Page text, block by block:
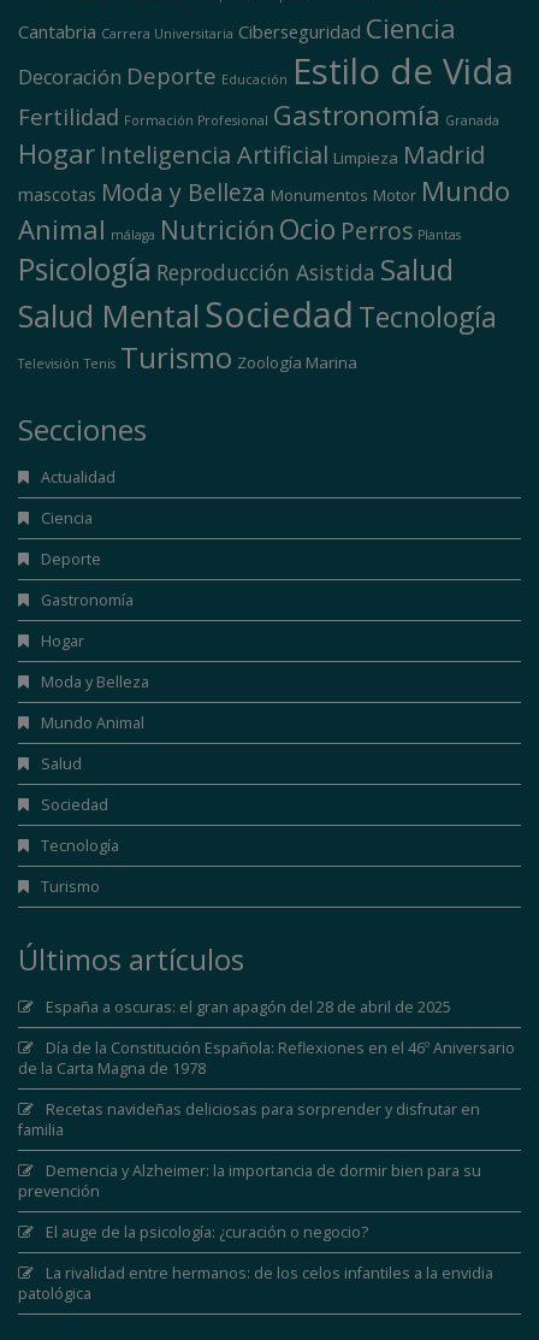
Cantabria Carrera Universitaria Ciberseguridad Ciencia
Decoración Deporte Educación Estilo de Vida
Fertilidad Formación Profesional Gastronomía Granada
Hogar Inteligencia Artificial Limpieza Madrid
mascotas Moda y Belleza Monumentos Motor Mundo
Animal málaga Nutrición Ocio Perros Plantas
Psicología Reproducción Asistida Salud
Salud Mental Sociedad Tecnología
Televisión Tenis Turismo Zoología Marina
Secciones
Actualidad
Ciencia
Deporte
Gastronomía
Hogar
Moda y Belleza
Mundo Animal
Salud
Sociedad
Tecnología
Turismo
Últimos artículos
España a oscuras: el gran apagón del 28 de abril de 2025
Día de la Constitución Española: Reflexiones en el 46º Aniversario
de la Carta Magna de 1978
Recetas navideñas deliciosas para sorprender y disfrutar en
familia
Demencia y Alzheimer: la importancia de dormir bien para su
prevención
El auge de la psicología: ¿curación o negocio?
La rivalidad entre hermanos: de los celos infantiles a la envidia
patológica